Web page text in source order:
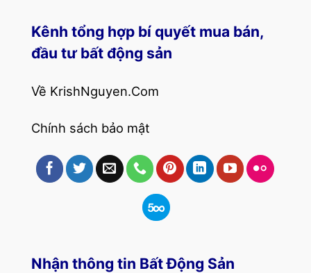
Kênh tổng hợp bí quyết mua bán,
đầu tư bất động sản
Về KrishNguyen.Com
Chính sách bảo mật
Nhận thông tin Bất Động Sản